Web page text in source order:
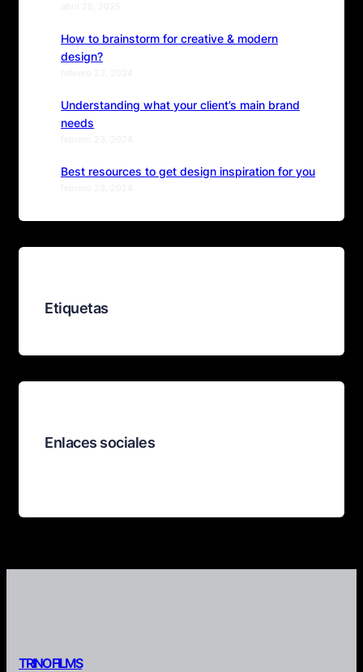
abril 28, 2025
How to brainstorm for creative & modern
design?
febrero 23, 2024
Understanding what your client’s main brand
needs
febrero 23, 2024
Best resources to get design inspiration for you
febrero 23, 2024
Etiquetas
Enlaces sociales
TRINO FILMS